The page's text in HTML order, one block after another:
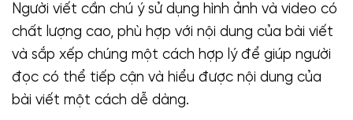
Người viết cần chú ý sử dụng hình ảnh và video có
chất lượng cao, phù hợp với nội dung của bài viết
và sắp xếp chúng một cách hợp lý để giúp người
đọc có thể tiếp cận và hiểu được nội dung của
bài viết một cách dễ dàng.